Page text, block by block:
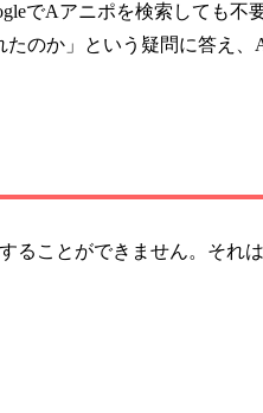
でAアニポを検索しても不
のか」という疑問に答え、
ることができません。それ